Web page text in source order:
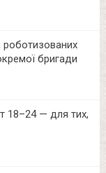
роботизованих
бригади
18–24 — для тих,